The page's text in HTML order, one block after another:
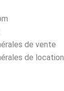
de vente
de location